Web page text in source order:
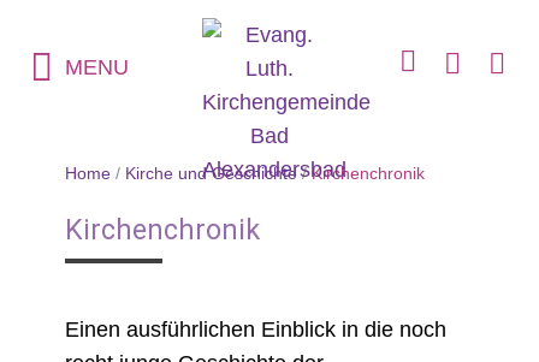
MENU
Home / Kirche und Geschichte/Kirchenchronik
Kirchenchronik
Einen ausführlichen Einblick in die noch